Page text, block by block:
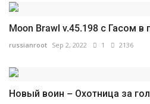
Moon Brawl v.45.198 с Гасом в
russianroot Sep 2, 2022 1 2136
Новый воин – Охотница за